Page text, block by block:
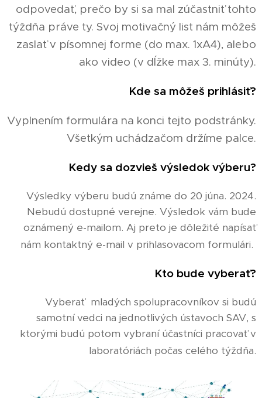
odpovedať, prečo by si sa mal zúčastniť tohto
týždňa práve ty. Svoj motivačný list nám môžeš
zaslať v písomnej forme (do max. 1xA4), alebo
ako video (v dĺžke max 3. minúty).
Kde sa môžeš prihlásiť?
Vyplnením formulára na konci tejto podstránky.
Všetkým uchádzačom držíme palce.
Kedy sa dozvieš výsledok výberu?
Výsledky výberu budú známe do 20 júna. 2024.
Nebudú dostupné verejne. Výsledok vám bude
oznámený e-mailom. Aj preto je dôležité napísať
nám kontaktný e-mail v prihlasovacom formulári.
Kto bude vyberať?
Vyberať mladých spolupracovníkov si budú
samotní vedci na jednotlivých ústavoch SAV, s
ktorými budú potom vybraní účastníci pracovať v
laboratóriách počas celého týždňa.